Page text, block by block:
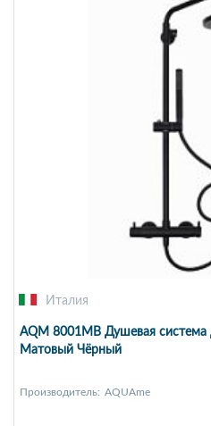
Италия
AQM 8001MB Душевая
Матовый Чёрный
Производитель: AQUAme